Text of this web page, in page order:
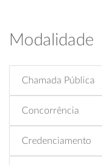
Modalidade
Chamada Pública
Concorrência
Credenciamento